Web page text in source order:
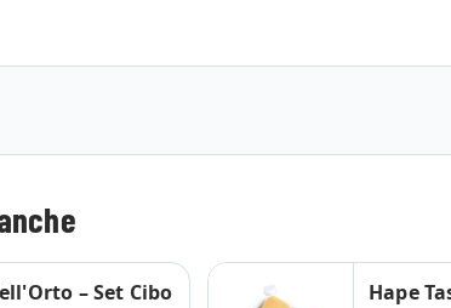
– Set Cibo
Hape